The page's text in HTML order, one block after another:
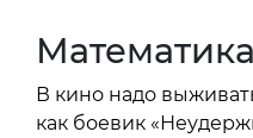
В кино надо
как боевик